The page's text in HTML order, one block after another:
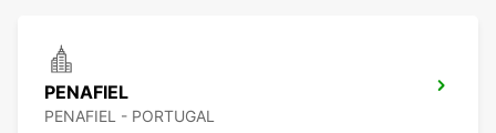
PENAFIEL
PENAFIEL - PORTUGAL